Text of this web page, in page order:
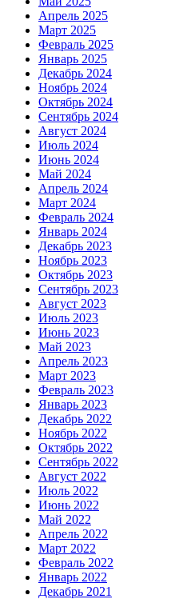
Апрель 2025
Март 2025
Февраль 2025
Январь 2025
Декабрь 2024
Ноябрь 2024
Октябрь 2024
Сентябрь 2024
Август 2024
Июль 2024
Июнь 2024
Май 2024
Апрель 2024
Март 2024
Февраль 2024
Январь 2024
Декабрь 2023
Ноябрь 2023
Октябрь 2023
Сентябрь 2023
Август 2023
Июль 2023
Июнь 2023
Май 2023
Апрель 2023
Март 2023
Февраль 2023
Январь 2023
Декабрь 2022
Ноябрь 2022
Октябрь 2022
Сентябрь 2022
Август 2022
Июль 2022
Июнь 2022
Май 2022
Апрель 2022
Март 2022
Февраль 2022
Январь 2022
Декабрь 2021